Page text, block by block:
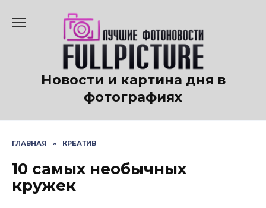
содержанию
Новости и картина дня в
фотографиях
ГЛАВНАЯ » КРЕАТИВ
10 самых необычных
кружек